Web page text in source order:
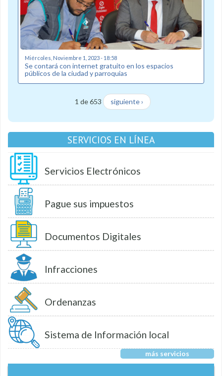
Miércoles, Noviembre 1, 2023 - 18:58
Se contará con internet gratuito en los espacios
públicos de la ciudad y parroquias
1 de 653 siguiente ›
SERVICIOS EN LÍNEA
Servicios Electrónicos
Pague sus impuestos
Documentos Digitales
Infracciones
Ordenanzas
Sistema de Información local
más servicios